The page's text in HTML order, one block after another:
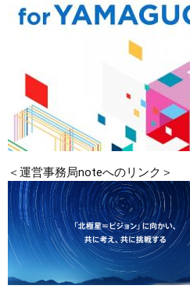
＜運営事務局noteへのリンク＞